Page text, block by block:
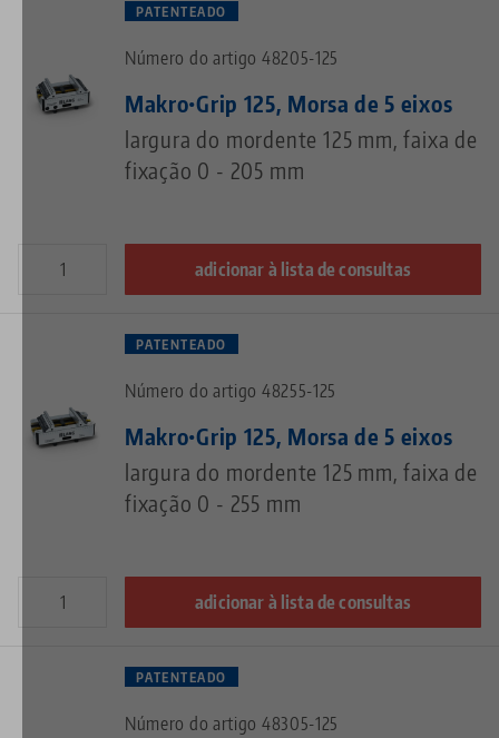
PATENTEADO
Número do artigo 48205-125
Makro•Grip 125, Morsa de 5 eixos
largura do mordente 125 mm, faixa de
fixação 0 - 205 mm
adicionar à lista de consultas
PATENTEADO
Número do artigo 48255-125
Makro•Grip 125, Morsa de 5 eixos
largura do mordente 125 mm, faixa de
fixação 0 - 255 mm
adicionar à lista de consultas
PATENTEADO
Número do artigo 48305-125